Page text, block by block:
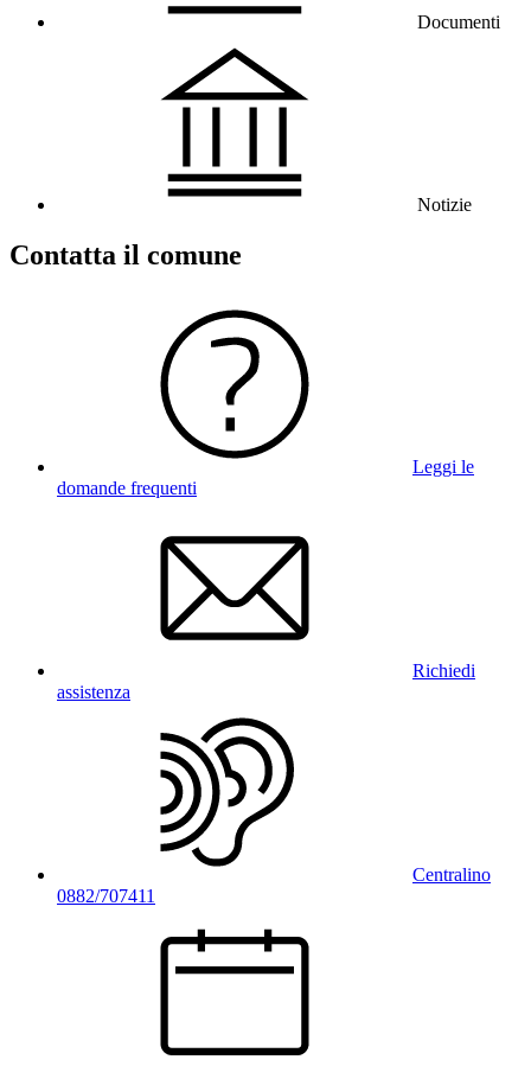
Documenti
Notizie
Contatta il comune
Leggi le
domande frequenti
Richiedi
assistenza
Centralino
0882/707411